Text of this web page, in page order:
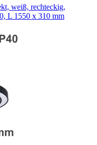
weiß, rechteckig,
L 1550 x 310 mm